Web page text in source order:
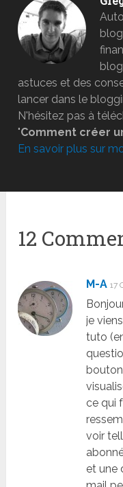
astuces et des
lancer dans le
N'hésitez pas à
"Comment créer
En savoir plus sur
12
M-A 17
je
tuto
bouton
ce qui
voir
et une